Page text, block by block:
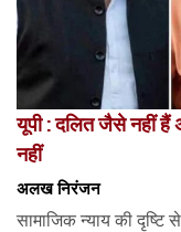
यूपी : दलित जैसे नहीं हैं
नहीं
अलख निरंजन
सामाजिक न्याय की दृष्टि